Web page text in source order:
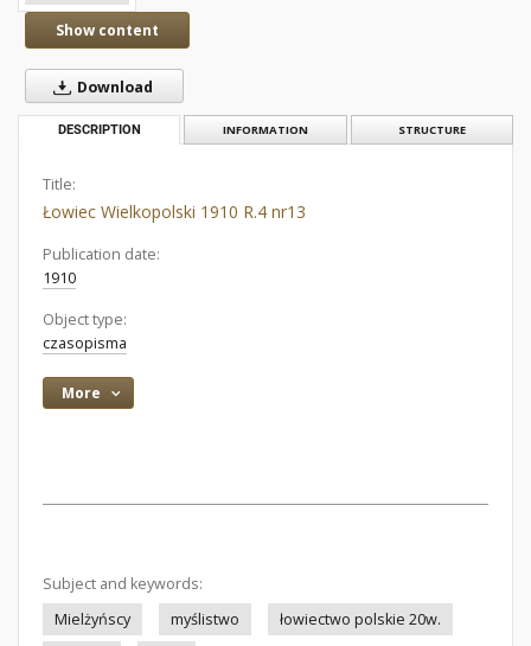
Show content
Download
DESCRIPTION INFORMATION STRUCTURE
Title:
Łowiec Wielkopolski 1910 R.4 nr13
Publication date:
1910
Object type:
czasopisma
More
Subject and keywords:
Mielżyńscy
myślistwo
łowiectwo polskie 20w.